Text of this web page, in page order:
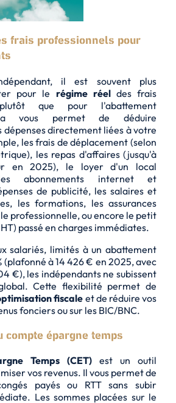
frais professionnels pour
il est souvent plus
pour le régime réeldes frais
plutôt que pour l'abattement
vous permet de déduire
dépenses directement liées à votre
les frais de déplacement (selon
les repas d'affaires (jusqu'à
en 2025), le loyer d'un local
abonnements internet et
de publicité, les salaires et
les formations, les assurances
professionnelle, ou encore le petit
passé en charges immédiates.
salariés, limités à un abattement
(plafonné à 14 426 € en 2025, avec
€), les indépendants ne subissent
Cette flexibilité permet de
fiscale et de réduire vos
fonciersou sur les BIC/BNC.
compte épargne temps
Temps (CET) est un outil
vos revenus. Il vous permet de
payés ou RTT sans subir
Les sommes placées sur le